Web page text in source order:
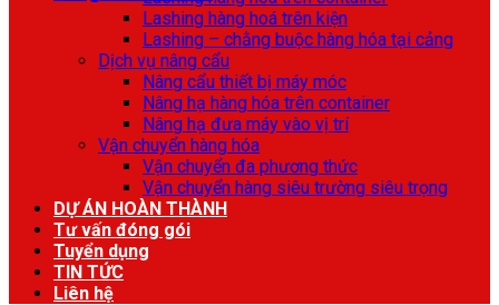
Lashing hàng hoá trên kiện
Lashing – chằng buộc hàng hóa tại cảng
Dịch vụ nâng cẩu
Nâng cẩu thiết bị máy móc
Nâng hạ hàng hóa trên container
Nâng hạ đưa máy vào vị trí
Vận chuyển hàng hóa
Vận chuyển đa phương thức
Vận chuyển hàng siêu trường siêu trọng
DỰ ÁN HOÀN THÀNH
Tư vấn đóng gói
Tuyển dụng
TIN TỨC
Liên hệ